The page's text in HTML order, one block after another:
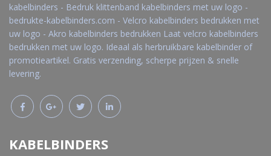
kabelbinders - Bedruk klittenband kabelbinders met uw logo -
bedrukte-kabelbinders.com - Velcro kabelbinders bedrukken met
uw logo - Akro kabelbinders bedrukken Laat velcro kabelbinders
bedrukken met uw logo. Ideaal als herbruikbare kabelbinder of
promotieartikel. Gratis verzending, scherpe prijzen & snelle
levering.
KABELBINDERS